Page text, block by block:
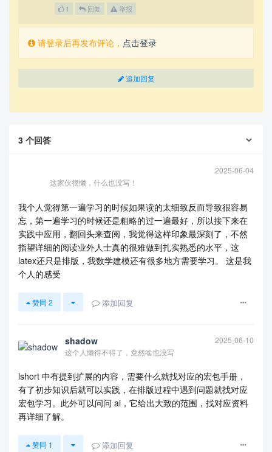
1 回复 举报
请登录后再发布评论， 点击登录
追加回复
3 个回答
2025-06-04
这家伙很懒，什么也没写！
我个人觉得第一遍学习的时候如果读的太细致反而导致很容易
忘，第一遍学习的时候还是粗略的过一遍最好，所以接下来在
实践中应用，翻回头来查阅，我觉得这样印象最深刻了，不然
指望详细的阅读业外人士真的很难做到扎实熟悉的水平，这
latex还只是排版，我数学建模还有很多地方需要学习。 这是我
个人的感受
赞同 2 添加回复
shadow
2025-06-10
这个人懒得不得了，竟然啥也没写
lshort 中有提到扩展的内容，需要什么就找对应的宏包手册，
有了初步知识后就可以实践，在排版过程中遇到问题就找对应
宏包学习。此外可以问问 ai，它给出大致的范围，找对应资料
再详细了解。
赞同 1 添加回复